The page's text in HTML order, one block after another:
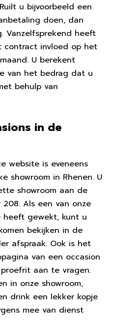
u bijvoorbeeld een
doen, dan
Vanzelfsprekend heeft
contract invloed op het
U berekent
van het bedrag dat u
behulp van
in de
website is eveneens
showroom in Rhenen. U
showroom aan de
Als een van onze
heeft gewekt, kunt u
bekijken in de
afspraak. Ook is het
van een occasion
aan te vragen.
in onze showroom,
drink een lekker kopje
mee van dienst